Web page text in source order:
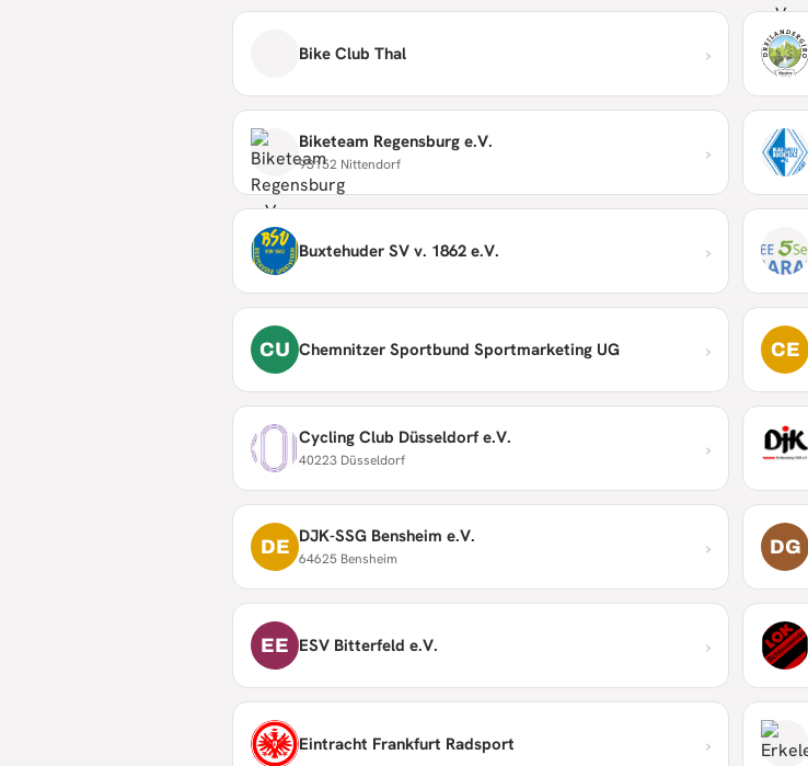
Bike Club Thal ›
Biketeam Regensburg e.V.
93152 Nittendorf ›
Buxtehuder SV v. 1862 e.V. ›
CU Chemnitzer Sportbund Sportmarketing UG › CE
Cycling Club Düsseldorf e.V.
40223 Düsseldorf ›
DE DJK-SSG Bensheim e.V.
64625 Bensheim › DG
EE ESV Bitterfeld e.V. ›
Eintracht Frankfurt Radsport ›